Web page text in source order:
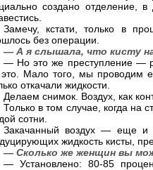
создано отделение,
Замечу, кстати, только в
без операции.
— А я слышала, что кисту
— Но это же преступление —
это. Мало того, мы проводим
откачали жидкости.
Делаем снимок. Воздух, как
Только в том случае, когда на
сотни.
Закачанный воздух — еще и
жидкость кисты,
— Сколько же женщин вы
— Установлено: 80-85